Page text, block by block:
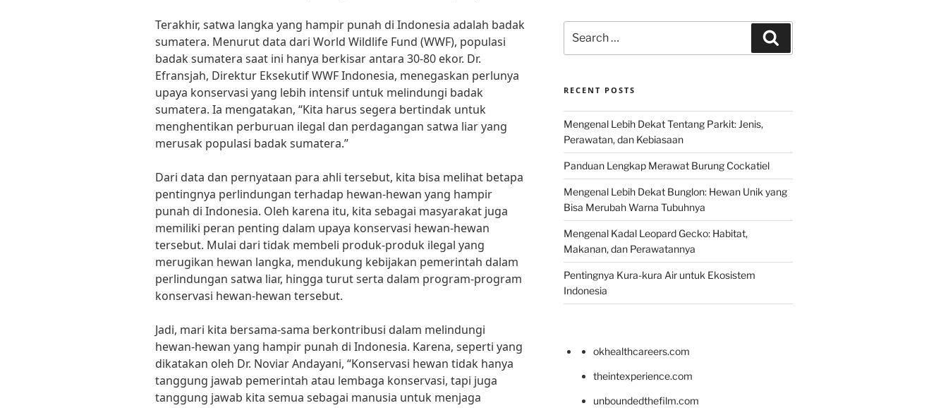
Terakhir, satwa langka yang hampir punah di Indonesia adalah badak
sumatera. Menurut data dari World Wildlife Fund (WWF), populasi
badak sumatera saat ini hanya berkisar antara 30-80 ekor. Dr.
Efransjah, Direktur Eksekutif WWF Indonesia, menegaskan perlunya
upaya konservasi yang lebih intensif untuk melindungi badak
sumatera. Ia mengatakan, “Kita harus segera bertindak untuk
menghentikan perburuan ilegal dan perdagangan satwa liar yang
merusak populasi badak sumatera.”
Dari data dan pernyataan para ahli tersebut, kita bisa melihat betapa
pentingnya perlindungan terhadap hewan-hewan yang hampir
punah di Indonesia. Oleh karena itu, kita sebagai masyarakat juga
memiliki peran penting dalam upaya konservasi hewan-hewan
tersebut. Mulai dari tidak membeli produk-produk ilegal yang
merugikan hewan langka, mendukung kebijakan pemerintah dalam
perlindungan satwa liar, hingga turut serta dalam program-program
konservasi hewan-hewan tersebut.
Jadi, mari kita bersama-sama berkontribusi dalam melindungi
hewan-hewan yang hampir punah di Indonesia. Karena, seperti yang
dikatakan oleh Dr. Noviar Andayani, “Konservasi hewan tidak hanya
tanggung jawab pemerintah atau lembaga konservasi, tapi juga
tanggung jawab kita semua sebagai manusia untuk menjaga
for:
RECENT POSTS
Mengenal Lebih Dekat Tentang Parkit: Jenis,
Perawatan, dan Kebiasaan
Panduan Lengkap Merawat Burung Cockatiel
Mengenal Lebih Dekat Bunglon: Hewan Unik yang
Bisa Merubah Warna Tubuhnya
Mengenal Kadal Leopard Gecko: Habitat,
Makanan, dan Perawatannya
Pentingnya Kura-kura Air untuk Ekosistem
Indonesia
okhealthcareers.com
theintexperience.com
unboundedthefilm.com